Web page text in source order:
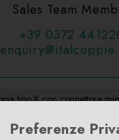
Sales Team
+39 0372
Preferenze